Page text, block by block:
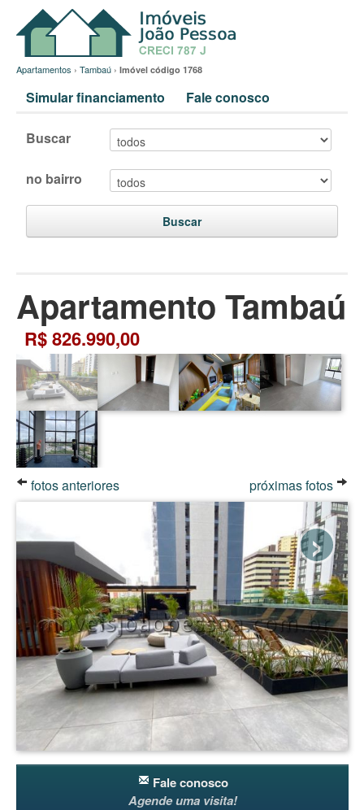
Apartamentos › Tambaú › Imóvel código 1768
Simular financiamento Fale conosco
Buscar
no bairro
Buscar
Apartamento Tambaú
R$ 826.990,00
fotos anteriores próximas fotos
›
Fale conosco
Agende uma visita!